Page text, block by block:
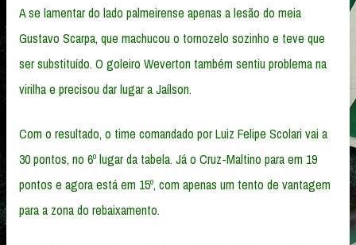
A se lamentar do lado palmeirense apenas a lesão do meia
Gustavo Scarpa, que machucou o tornozelo sozinho e teve que
ser substituído. O goleiro Weverton também sentiu problema na
virilha e precisou dar lugar a Jaílson.
Com o resultado, o time comandado por Luiz Felipe Scolari vai a
30 pontos, no 6º lugar da tabela. Já o Cruz-Maltino para em 19
pontos e agora está em 15º, com apenas um tento de vantagem
para a zona do rebaixamento.